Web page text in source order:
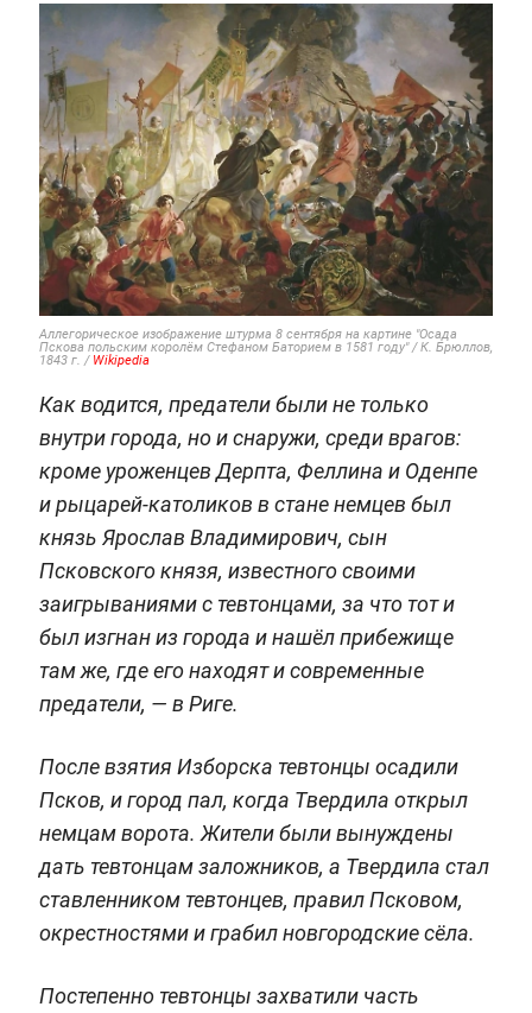
Аллегорическое изображение штурма 8 сентября на картине "Осада
Пскова польским королём Стефаном Баторием в 1581 году" / К. Брюллов,
1843 г. / Wikipedia
Как водится, предатели были не только
внутри города, но и снаружи, среди врагов:
кроме уроженцев Дерпта, Феллина и Оденпе
и рыцарей-католиков в стане немцев был
князь Ярослав Владимирович, сын
Псковского князя, известного своими
заигрываниями с тевтонцами, за что тот и
был изгнан из города и нашёл прибежище
там же, где его находят и современные
предатели, — в Риге.
После взятия Изборска тевтонцы осадили
Псков, и город пал, когда Твердила открыл
немцам ворота. Жители были вынуждены
дать тевтонцам заложников, а Твердила стал
ставленником тевтонцев, правил Псковом,
окрестностями и грабил новгородские сёла.
Постепенно тевтонцы захватили часть